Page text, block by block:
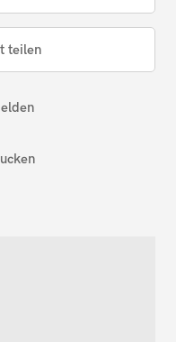
teilen